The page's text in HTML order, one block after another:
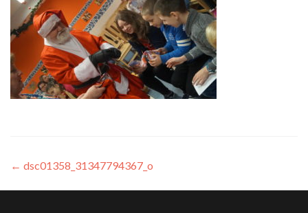
← dsc01358_31347794367_o